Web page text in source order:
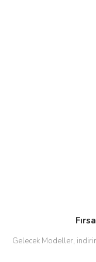
Gelecek Modeller,